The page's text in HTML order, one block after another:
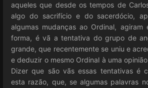
aqueles que desde os tempos de
algo do sacrifício e do sacerdócio,
algumas mudanças ao Ordinal, agiram
forma, é vã a tentativa do grupo de
grande, que recentemente se uniu e
e deduzir o mesmo Ordinal à uma
Dizer que são vãs essas tentativas é
esta razão, que, se algumas palavras